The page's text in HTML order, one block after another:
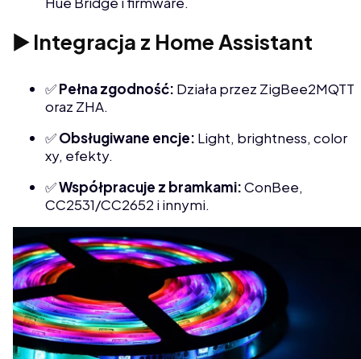
▶️ Integracja z Home Assistant
✅Pełna zgodność: Działa przez ZigBee2MQTT
oraz ZHA.
✅Obsługiwane encje: Light, brightness, color
xy, efekty.
✅Współpracuje z bramkami:ConBee,
CC2531/CC2652 i innymi.